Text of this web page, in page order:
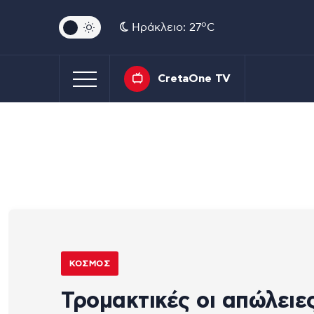
Ηράκλειο: 27oC
CretaOne TV
ΚΌΣΜΟΣ
Τρομακτικές οι